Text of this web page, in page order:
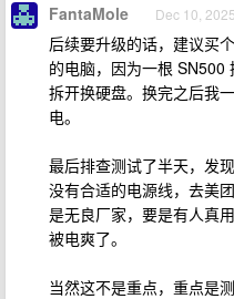
FantaMole Dec 10, 2025
后续要升级的话，建议买
的电脑，因为一根 SN500
拆开换硬盘。换完之后我
电。
最后排查测试了半天，发
没有合适的电源线，去美
是无良厂家，要是有人真
被电爽了。
当然这不是重点，重点是